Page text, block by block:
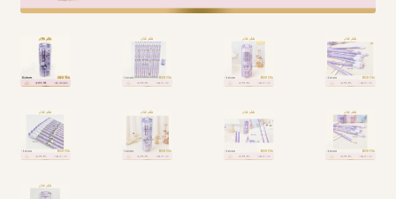
Disney ديزني
Birthdays أعياد الميلاد
Giveaways التوزيعات